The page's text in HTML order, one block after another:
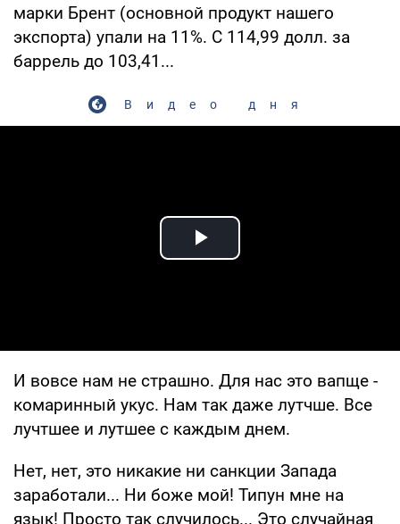
марки Брент (основной продукт нашего
экспорта) упали на 11%. С 114,99 долл. за
баррель до 103,41...
Видео дня
Play Video
И вовсе нам не страшно. Для нас это вапще -
комаринный укус. Нам так даже лутчше. Все
лучтшее и лутшее с каждым днем.
Нет, нет, это никакие ни санкции Запада
заработали... Ни боже мой! Типун мне на
язык! Просто так случилось... Это случайная